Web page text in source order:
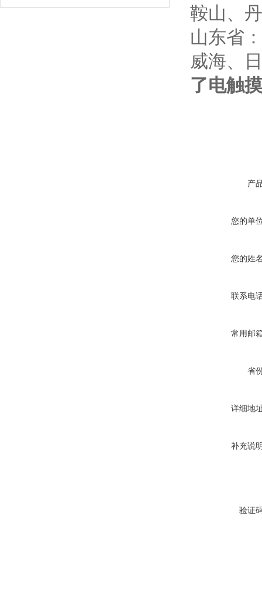
鞍山、
山东省
威海、
了电触
产
您的单
您的姓
联系电
常用邮
省
详细地
补充说
验证